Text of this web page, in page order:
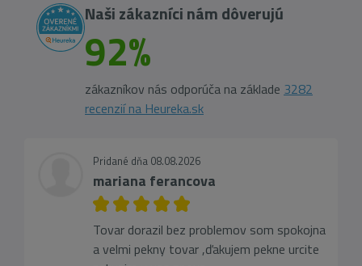
Naši zákazníci nám dôverujú
92%
zákazníkov nás odporúča na základe 3282
recenzií na Heureka.sk
Pridané dňa 08.08.2026
mariana ferancova
Tovar dorazil bez problemov som spokojna
a velmi pekny tovar ,ďakujem pekne urcite